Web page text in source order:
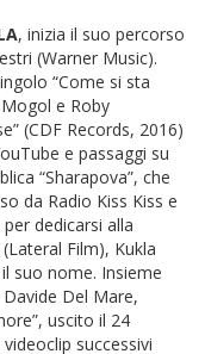
, inizia il suo percorso
(Warner Music).
“Come si sta
e Roby
(CDF Records, 2016)
e passaggi su
“Sharapova”, che
da Radio Kiss Kiss e
dedicarsi alla
Film), Kukla
suo nome. Insieme
Del Mare,
uscito il 24
successivi